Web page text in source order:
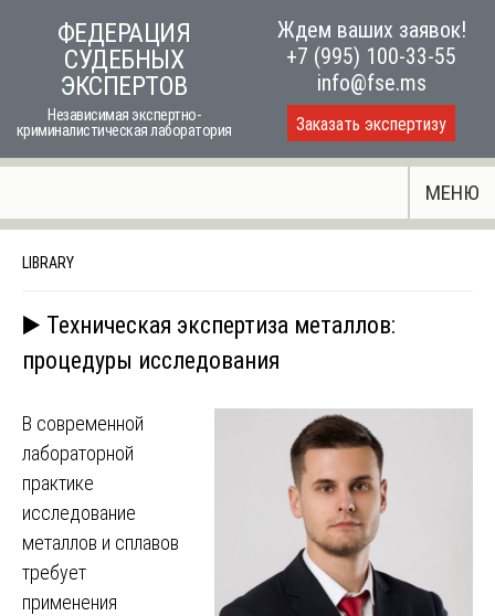
ФЕДЕРАЦИЯ
СУДЕБНЫХ
ЭКСПЕРТОВ
Независимая экспертно-
криминалистическая лаборатория
Ждем ваших заявок!
+7 (995) 100-33-55
info@fse.ms
Заказать экспертизу
МЕНЮ
LIBRARY
▶️ Техническая экспертиза металлов:
процедуры исследования
В современной
лабораторной
практике
исследование
металлов и сплавов
требует
применения